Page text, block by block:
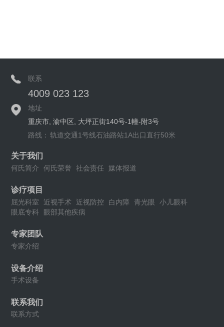
联系
4009 023 123
地址
重庆市, 渝中区, 大坪正街140号-1幢-附3号
路线： 轨道交通1号线石油路站1A出口直行50米
关于我们
何氏简介 何氏荣誉 社会责任 媒体报道
诊疗项目
屈光科室 近视手术 近视防控 白内障 青光眼
小儿眼科
眼底专科
眼部其他疾病
专家团队
专家介绍
设备介绍
手术设备
联系我们
联系方式